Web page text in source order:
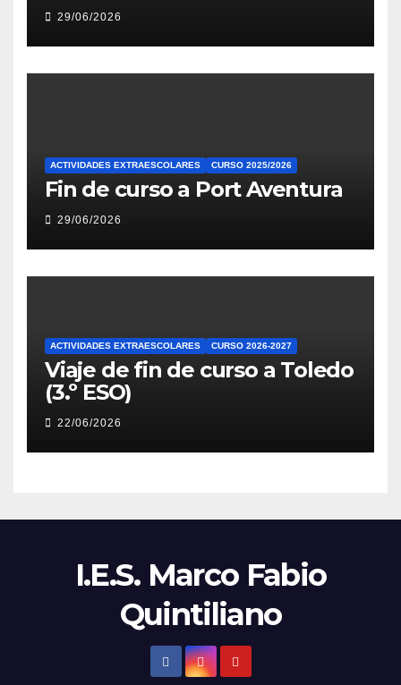
29/06/2026
ACTIVIDADES EXTRAESCOLARES CURSO 2025/2026
Fin de curso a Port Aventura
29/06/2026
ACTIVIDADES EXTRAESCOLARES CURSO 2026-2027
Viaje de fin de curso a Toledo
(3.º ESO)
22/06/2026
I.E.S. Marco Fabio
Quintiliano